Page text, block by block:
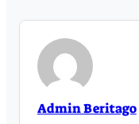
Admin Beritago